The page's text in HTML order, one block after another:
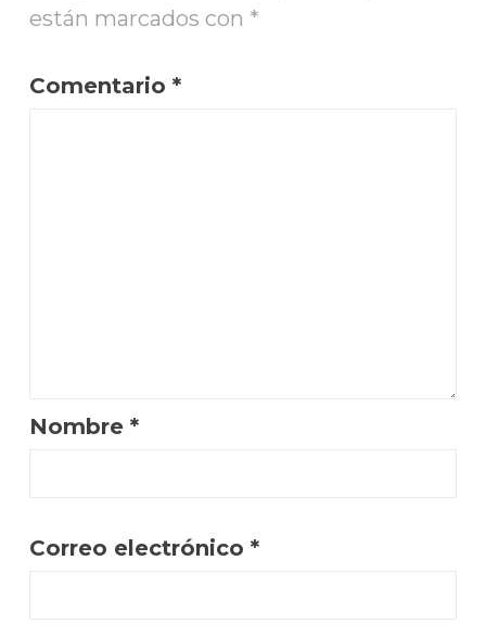
están marcados con *
Comentario *
Nombre *
Correo electrónico *